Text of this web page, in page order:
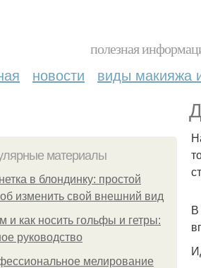
полезная
новости виды макияжа
материалы
в блондинку: простой
изменить свой внешний вид
и как носить гольфы и гетры:
руководство
мелирование
В